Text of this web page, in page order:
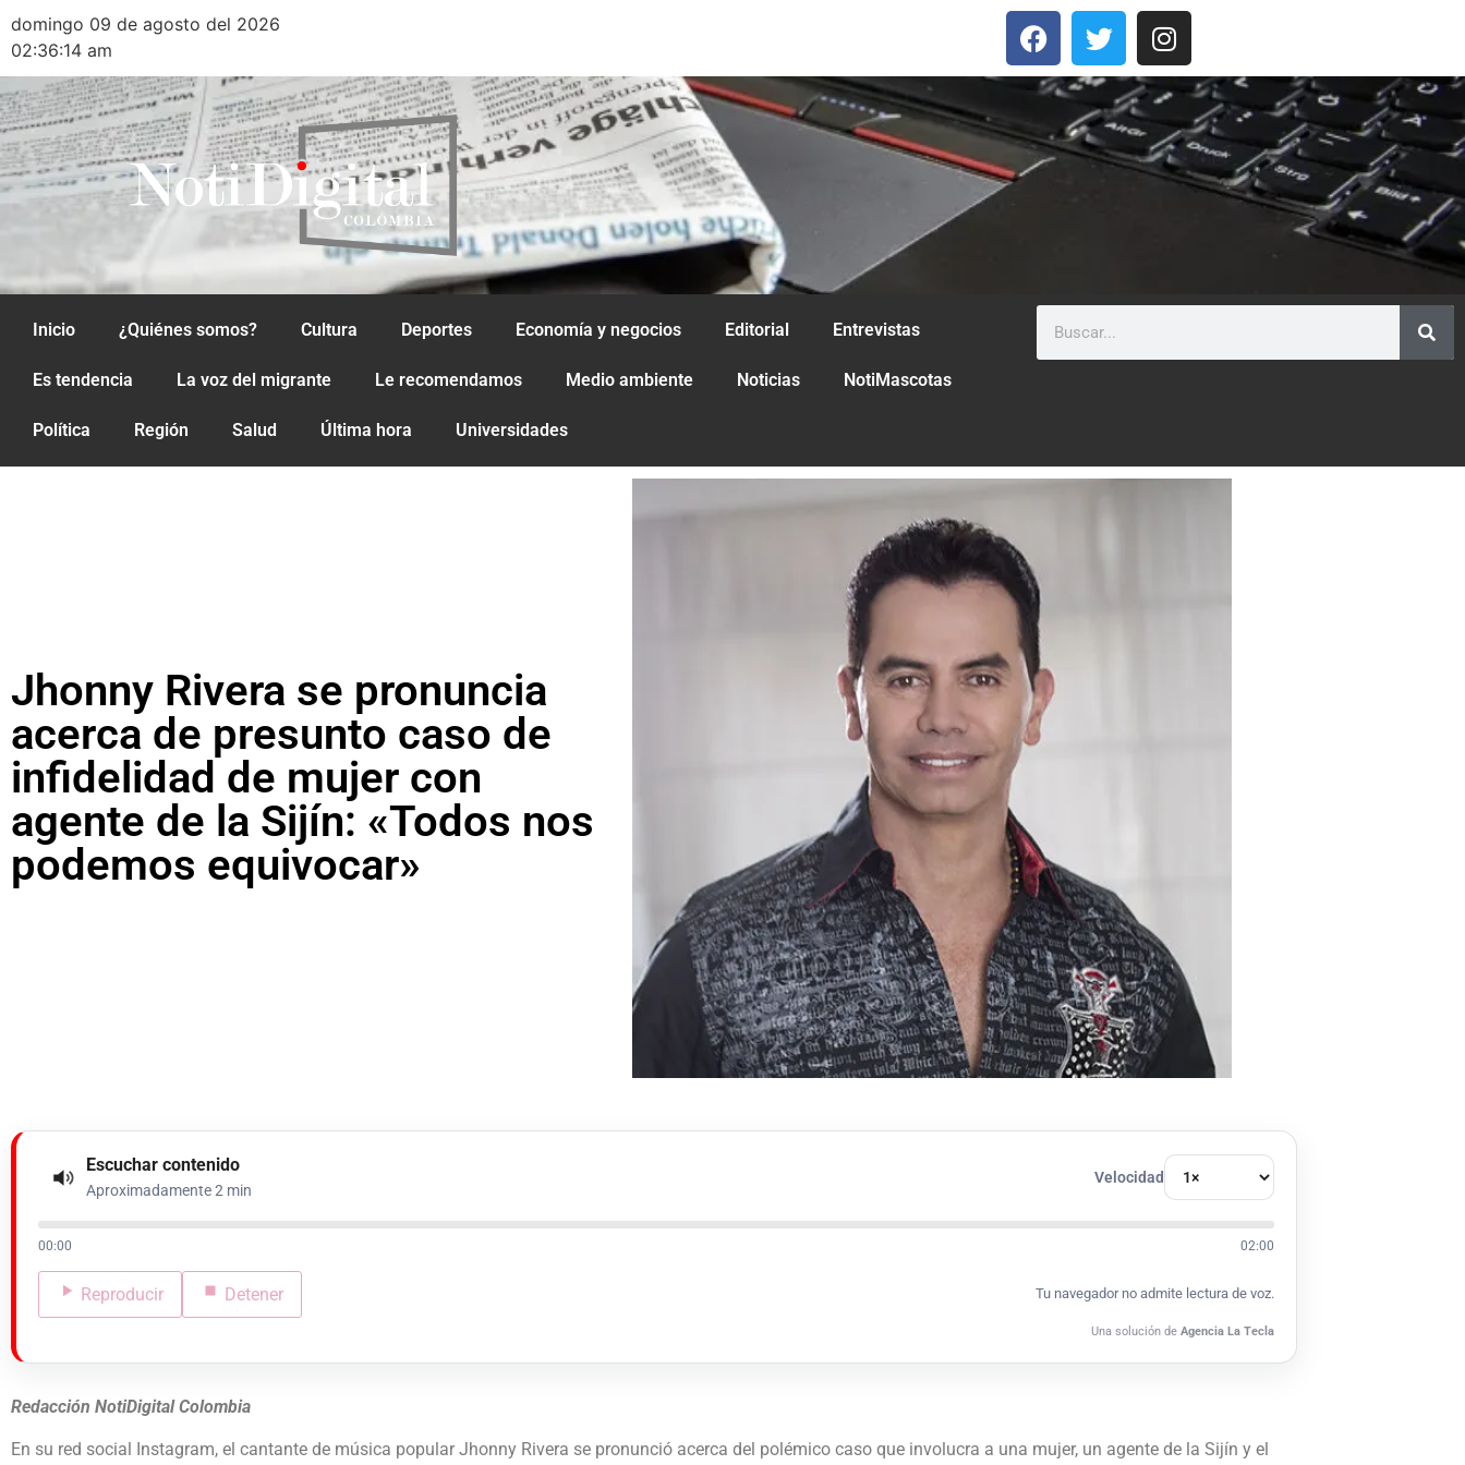
domingo 09 de agosto del 2026
02:36:14 am
Inicio ¿Quiénes somos? Cultura Deportes Economía y negocios Editorial Entrevistas
Es tendencia La voz del migrante Le recomendamos Medio ambiente Noticias NotiMascotas
Política Región Salud Última hora Universidades
Jhonny Rivera se pronuncia
acerca de presunto caso de
infidelidad de mujer con
agente de la Sijín: «Todos nos
podemos equivocar»
Escuchar contenido
Aproximadamente 2 min
Velocidad
00:00 02:00
Reproducir Detener Tu navegador no admite lectura de voz.
Una solución de Agencia La Tecla
Redacción NotiDigital Colombia
En su red social Instagram, el cantante de música popular Jhonny Rivera se pronunció acerca del polémico caso que involucra a una mujer, un agente de la Sijín y el